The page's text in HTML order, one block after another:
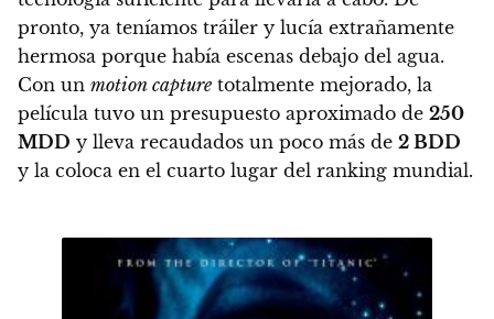
pronto, ya teníamos tráiler y lucía extrañamente
hermosa porque había escenas debajo del agua.
Con un motion capture totalmente mejorado, la
película tuvo un presupuesto aproximado de 250
MDD y lleva recaudados un poco más de 2 BDD
y la coloca en el cuarto lugar del ranking mundial.